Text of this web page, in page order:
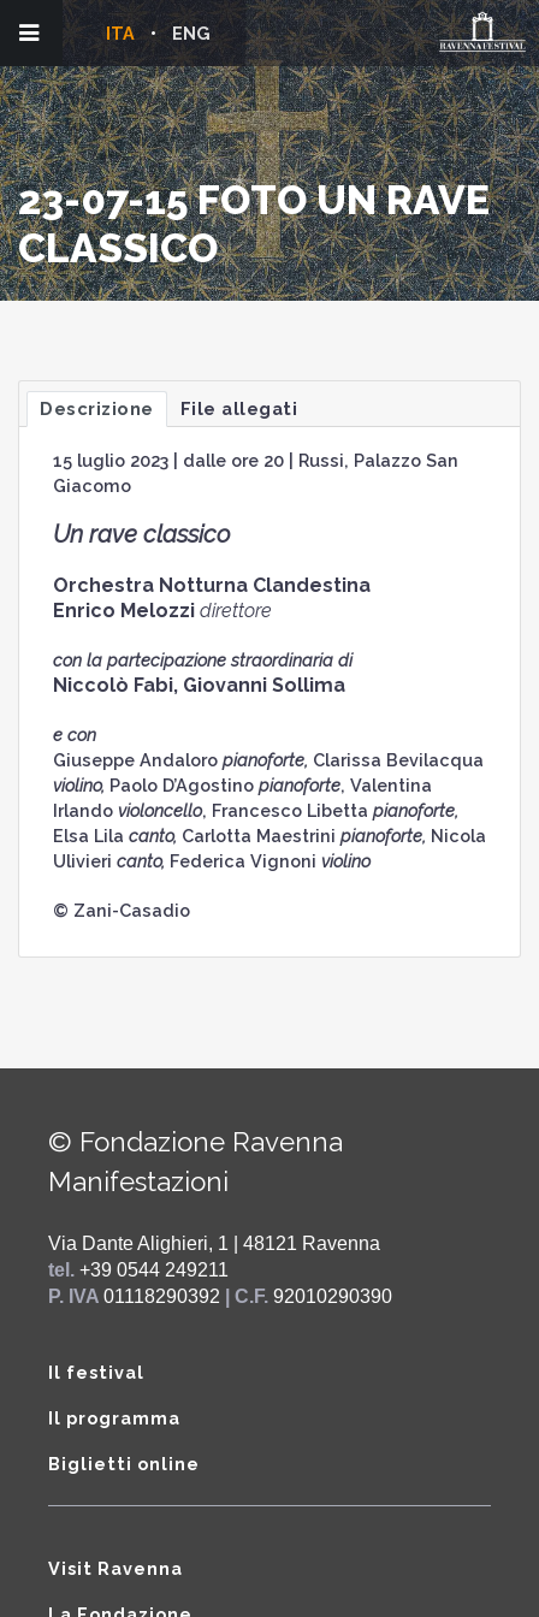
ENG
ITA
23-07-15 FOTO UN RAVE
CLASSICO
Descrizione File allegati
15 luglio 2023 | dalle ore 20 | Russi, Palazzo San
Giacomo
Un rave classico
Orchestra Notturna Clandestina
Enrico Melozzi direttore
con la partecipazione straordinaria di
Niccolò Fabi, Giovanni Sollima
e con
Giuseppe Andaloro pianoforte, Clarissa Bevilacqua
violino, Paolo D’Agostino pianoforte, Valentina
Irlando violoncello, Francesco Libetta pianoforte,
Elsa Lila canto, Carlotta Maestrini pianoforte, Nicola
Ulivieri canto, Federica Vignoni violino
© Zani-Casadio
© Fondazione Ravenna
Manifestazioni
Via Dante Alighieri, 1 | 48121 Ravenna
tel. +39 0544 249211
P. IVA 01118290392 | C.F. 92010290390
Il festival
Il programma
Biglietti online
Visit Ravenna